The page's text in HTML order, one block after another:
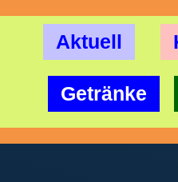
Aktuell
Getränke